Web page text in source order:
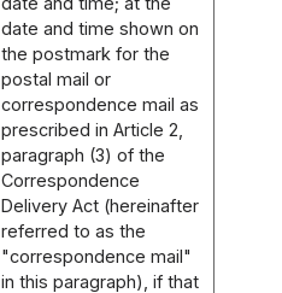
date and time shown on
the postmark for the
postal mail or
correspondence mail as
prescribed in Article 2,
paragraph (3) of the
Correspondence
Delivery Act (hereinafter
referred to as the
"correspondence mail"
in this paragraph), if that